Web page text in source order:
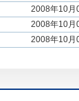
2008年10月
2008年10月
2008年10月